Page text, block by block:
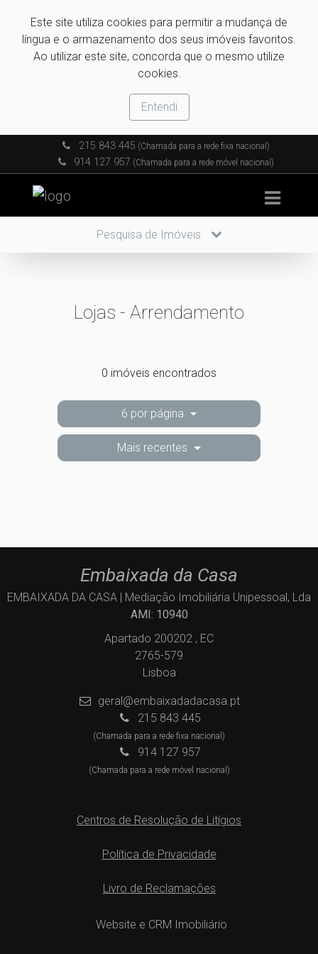
Este site utiliza cookies para permitir a mudança de
língua e o armazenamento dos seus imóveis favoritos.
Ao utilizar este site, concorda que o mesmo utilize
cookies.
Entendi
215 843 445 (Chamada para a rede fixa nacional)
914 127 957 (Chamada para a rede móvel nacional)
Pesquisa de Imóveis
Lojas - Arrendamento
0 imóveis encontrados
6 por página
Mais recentes
Embaixada da Casa
EMBAIXADA DA CASA | Mediação Imobiliária Unipessoal, Lda
AMI: 10940
Apartado 200202 , EC
2765-579
Lisboa
geral@embaixadadacasa.pt
215 843 445
(Chamada para a rede fixa nacional)
914 127 957
(Chamada para a rede móvel nacional)
Centros de Resolução de Litígios
Política de Privacidade
Livro de Reclamações
Website e CRM Imobiliário